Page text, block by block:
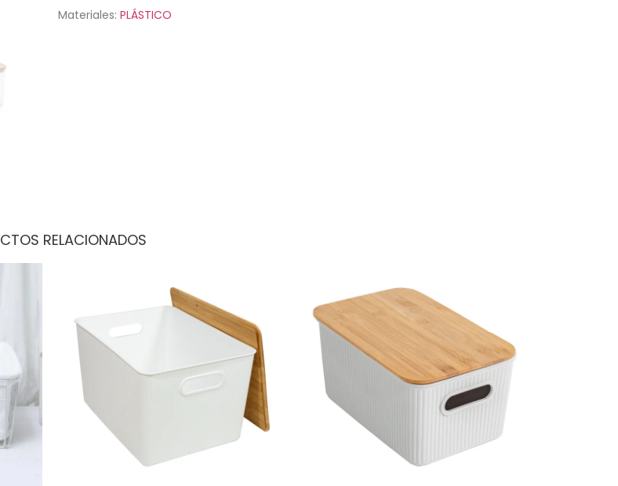
Materiales: PLÁSTICO
RELACIONADOS